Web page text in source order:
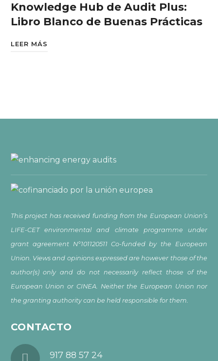
Knowledge Hub de Audit Plus:
Libro Blanco de Buenas Prácticas
LEER MÁS
This project has received funding from the European Union’s
LIFE-CET environmental and climate programme under
grant agreement N°101120511 Co-funded by the European
Union. Views and opinions expressed are however those of the
author(s) only and do not necessarily reflect those of the
European Union or CINEA. Neither the European Union nor
the granting authority can be held responsible for them.
CONTACTO
917 88 57 24